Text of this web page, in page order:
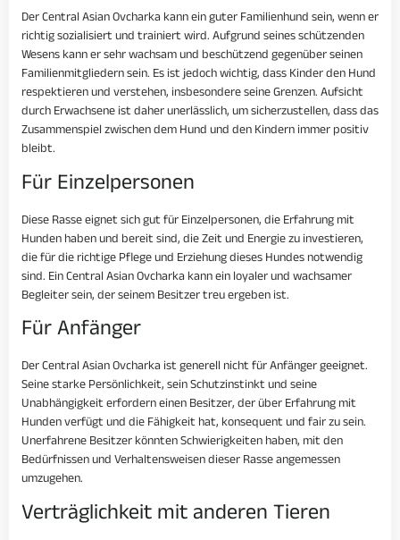
Der Central Asian Ovcharka kann ein guter Familienhund sein, wenn er
richtig sozialisiert und trainiert wird. Aufgrund seines schützenden
Wesens kann er sehr wachsam und beschützend gegenüber seinen
Familienmitgliedern sein. Es ist jedoch wichtig, dass Kinder den Hund
respektieren und verstehen, insbesondere seine Grenzen. Aufsicht
durch Erwachsene ist daher unerlässlich, um sicherzustellen, dass das
Zusammenspiel zwischen dem Hund und den Kindern immer positiv
bleibt.
Für Einzelpersonen
Diese Rasse eignet sich gut für Einzelpersonen, die Erfahrung mit
Hunden haben und bereit sind, die Zeit und Energie zu investieren,
die für die richtige Pflege und Erziehung dieses Hundes notwendig
sind. Ein Central Asian Ovcharka kann ein loyaler und wachsamer
Begleiter sein, der seinem Besitzer treu ergeben ist.
Für Anfänger
Der Central Asian Ovcharka ist generell nicht für Anfänger geeignet.
Seine starke Persönlichkeit, sein Schutzinstinkt und seine
Unabhängigkeit erfordern einen Besitzer, der über Erfahrung mit
Hunden verfügt und die Fähigkeit hat, konsequent und fair zu sein.
Unerfahrene Besitzer könnten Schwierigkeiten haben, mit den
Bedürfnissen und Verhaltensweisen dieser Rasse angemessen
umzugehen.
Verträglichkeit mit anderen Tieren